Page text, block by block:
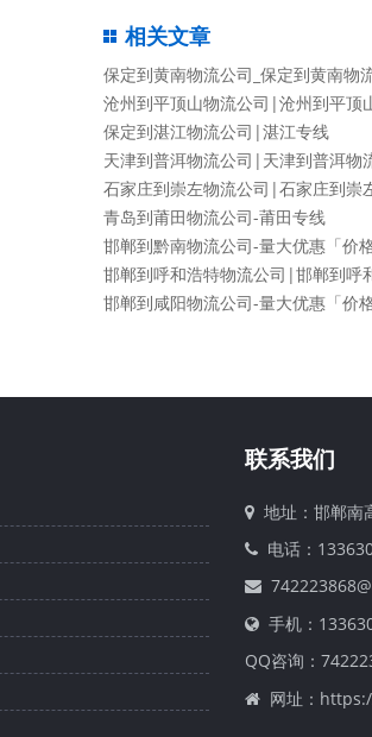
相关文章
保定到黄南物流公司_保定到黄南物
沧州到平顶山物流公司|沧州到平顶
保定到湛江物流公司|湛江专线
天津到普洱物流公司|天津到普洱物
石家庄到崇左物流公司|石家庄到崇
青岛到莆田物流公司-莆田专线
邯郸到黔南物流公司-量大优惠「价
邯郸到呼和浩特物流公司|邯郸到呼
邯郸到咸阳物流公司-量大优惠「价
联系我们
地址：邯郸南
电话：
手机：
QQ咨询：
网址：